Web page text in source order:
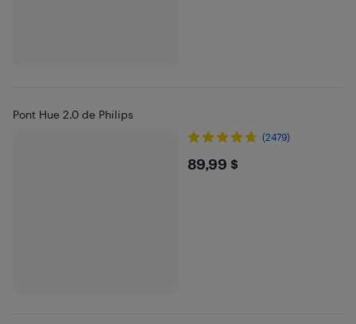
Pont Hue 2.0 de Philips
(2479)
$89.99
89,99 $